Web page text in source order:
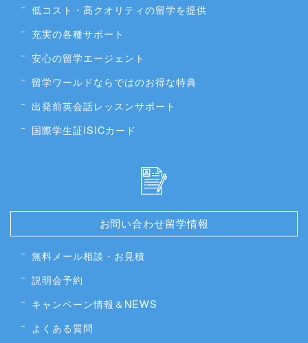
低コスト・高クオリティの留学を提供
充実の各種サポート
安心の留学エージェント
留学ワールドならではのお得な特典
出発前英会話レッスンサポート
国際学生証ISICカード
お問い合わせ留学情報
無料メール相談・お見積
説明会予約
キャンペーン情報＆NEWS
よくある質問